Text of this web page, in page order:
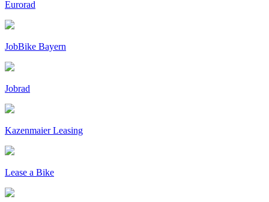
Eurorad
JobBike Bayern
Jobrad
Kazenmaier Leasing
Lease a Bike